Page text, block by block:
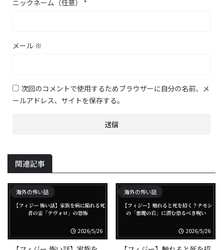
ニックネーム（任意） *
メール ※
次回のコメントで使用するためブラウザーに自分の名前、メ
ールアドレス、サイトを保存する。
関連記事
海外の怖い話
2026/5/26
海外の怖い話
2026/5/26